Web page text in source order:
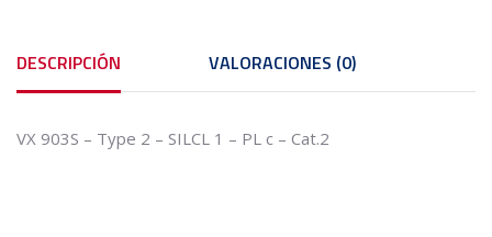
DESCRIPCIÓN VALORACIONES (0)
VX 903S – Type 2 – SILCL 1 – PL c – Cat.2